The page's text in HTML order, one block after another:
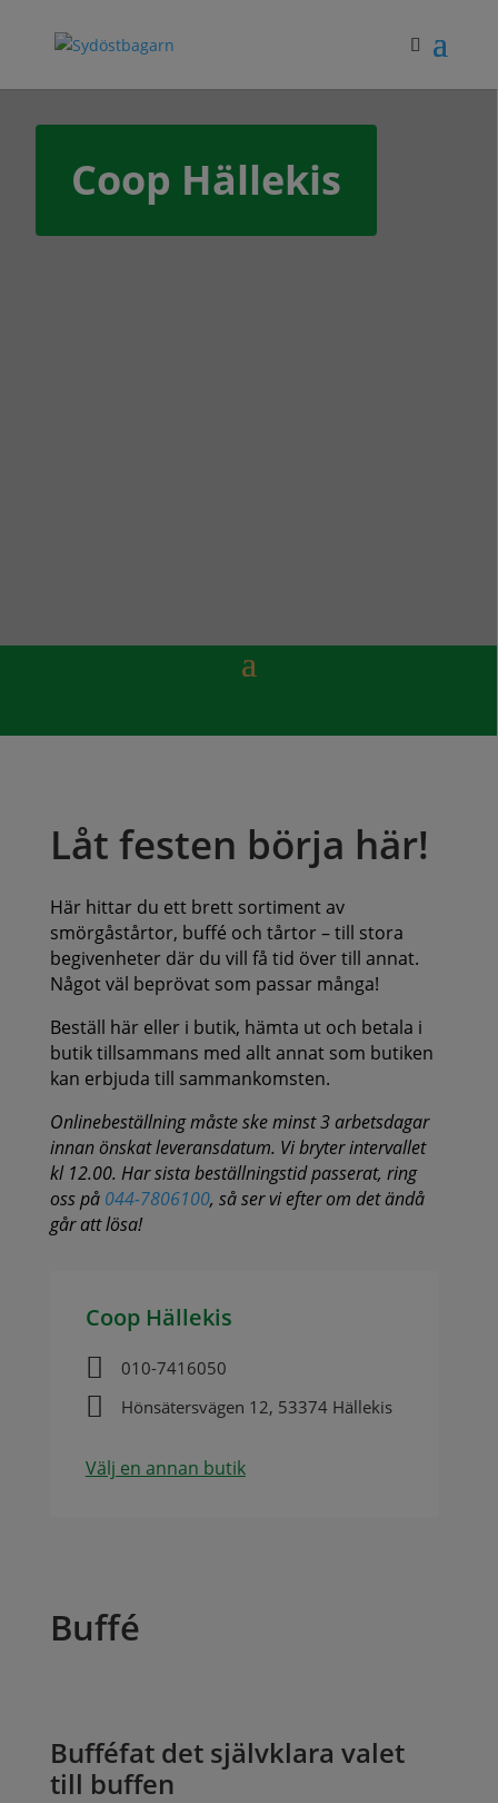
Coop Hällekis
Låt festen börja här!
Här hittar du ett brett sortiment av
smörgåstårtor, buffé och tårtor – till stora
begivenheter där du vill få tid över till annat.
Något väl beprövat som passar många!
Beställ här eller i butik, hämta ut och betala i
butik tillsammans med allt annat som butiken
kan erbjuda till sammankomsten.
Onlinebeställning måste ske minst 3 arbetsdagar
innan önskat leveransdatum. Vi bryter intervallet
kl 12.00. Har sista beställningstid passerat, ring
oss på 044-7806100, så ser vi efter om det ändå
går att lösa!
Coop Hällekis
 010-7416050
 Hönsätersvägen 12, 53374 Hällekis
Välj en annan butik
Buffé
Bufféfat det självklara valet
till buffen